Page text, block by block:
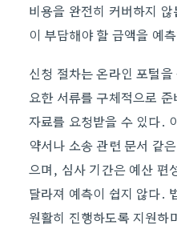
비용을 완전히 커버하지
이 부담해야 할 금액을 예
신청 절차는 온라인 포털
요한 서류를 구체적으로
자료를 요청받을 수 있다.
약서나 소송 관련 문서 같
으며, 심사 기간은 예산 편
달라져 예측이 쉽지 않다.
원활히 진행하도록 지원하